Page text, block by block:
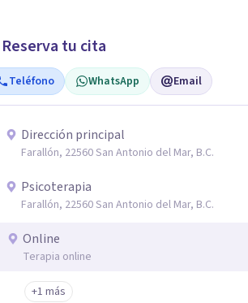
Reserva tu cita
Teléfono WhatsApp Email
Dirección principal
Farallón, 22560 San Antonio del Mar, B.C.
Psicoterapia
Farallón, 22560 San Antonio del Mar, B.C.
Online
Terapia online
+1 más